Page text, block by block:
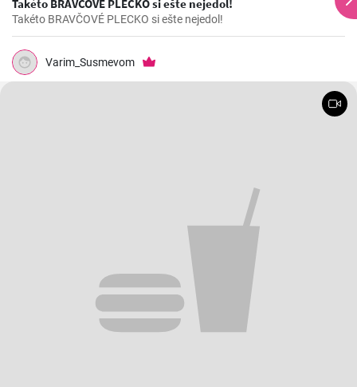
Takéto BRAVČOVÉ PLECKO si ešte nejedol!
Takéto BRAVČOVÉ PLECKO si ešte nejedol!
Varim_Susmevom